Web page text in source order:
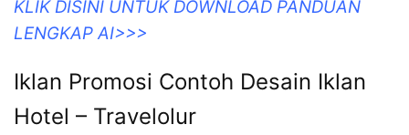
www.leskompi.com
saja
KLIK DISINI UNTUK DOWNLOAD PANDUAN